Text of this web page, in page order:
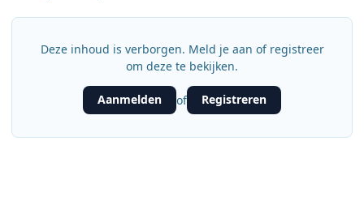
Deze inhoud is verborgen. Meld je aan of registreer
om deze te bekijken.
Aanmelden of Registreren